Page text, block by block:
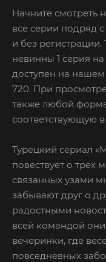
Начните смотреть
все серии подряд
и без
невинны 1 серия
доступен на
720. При
также любой
соответствующую
Турецкий сериал
повествует о трех
связанных узами
забывают друг о
радостными
всей командой
вечеринки, где
повседневных